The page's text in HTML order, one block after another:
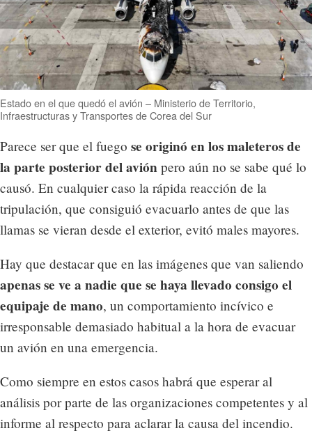
Estado en el que quedó el avión – Ministerio de Territorio,
Infraestructuras y Transportes de Corea del Sur
Parece ser que el fuego se originó en los maleteros de
la parte posterior del avión pero aún no se sabe qué lo
causó. En cualquier caso la rápida reacción de la
tripulación, que consiguió evacuarlo antes de que las
llamas se vieran desde el exterior, evitó males mayores.
Hay que destacar que en las imágenes que van saliendo
apenas se ve a nadie que se haya llevado consigo el
equipaje de mano, un comportamiento incívico e
irresponsable demasiado habitual a la hora de evacuar
un avión en una emergencia.
Como siempre en estos casos habrá que esperar al
análisis por parte de las organizaciones competentes y al
informe al respecto para aclarar la causa del incendio.